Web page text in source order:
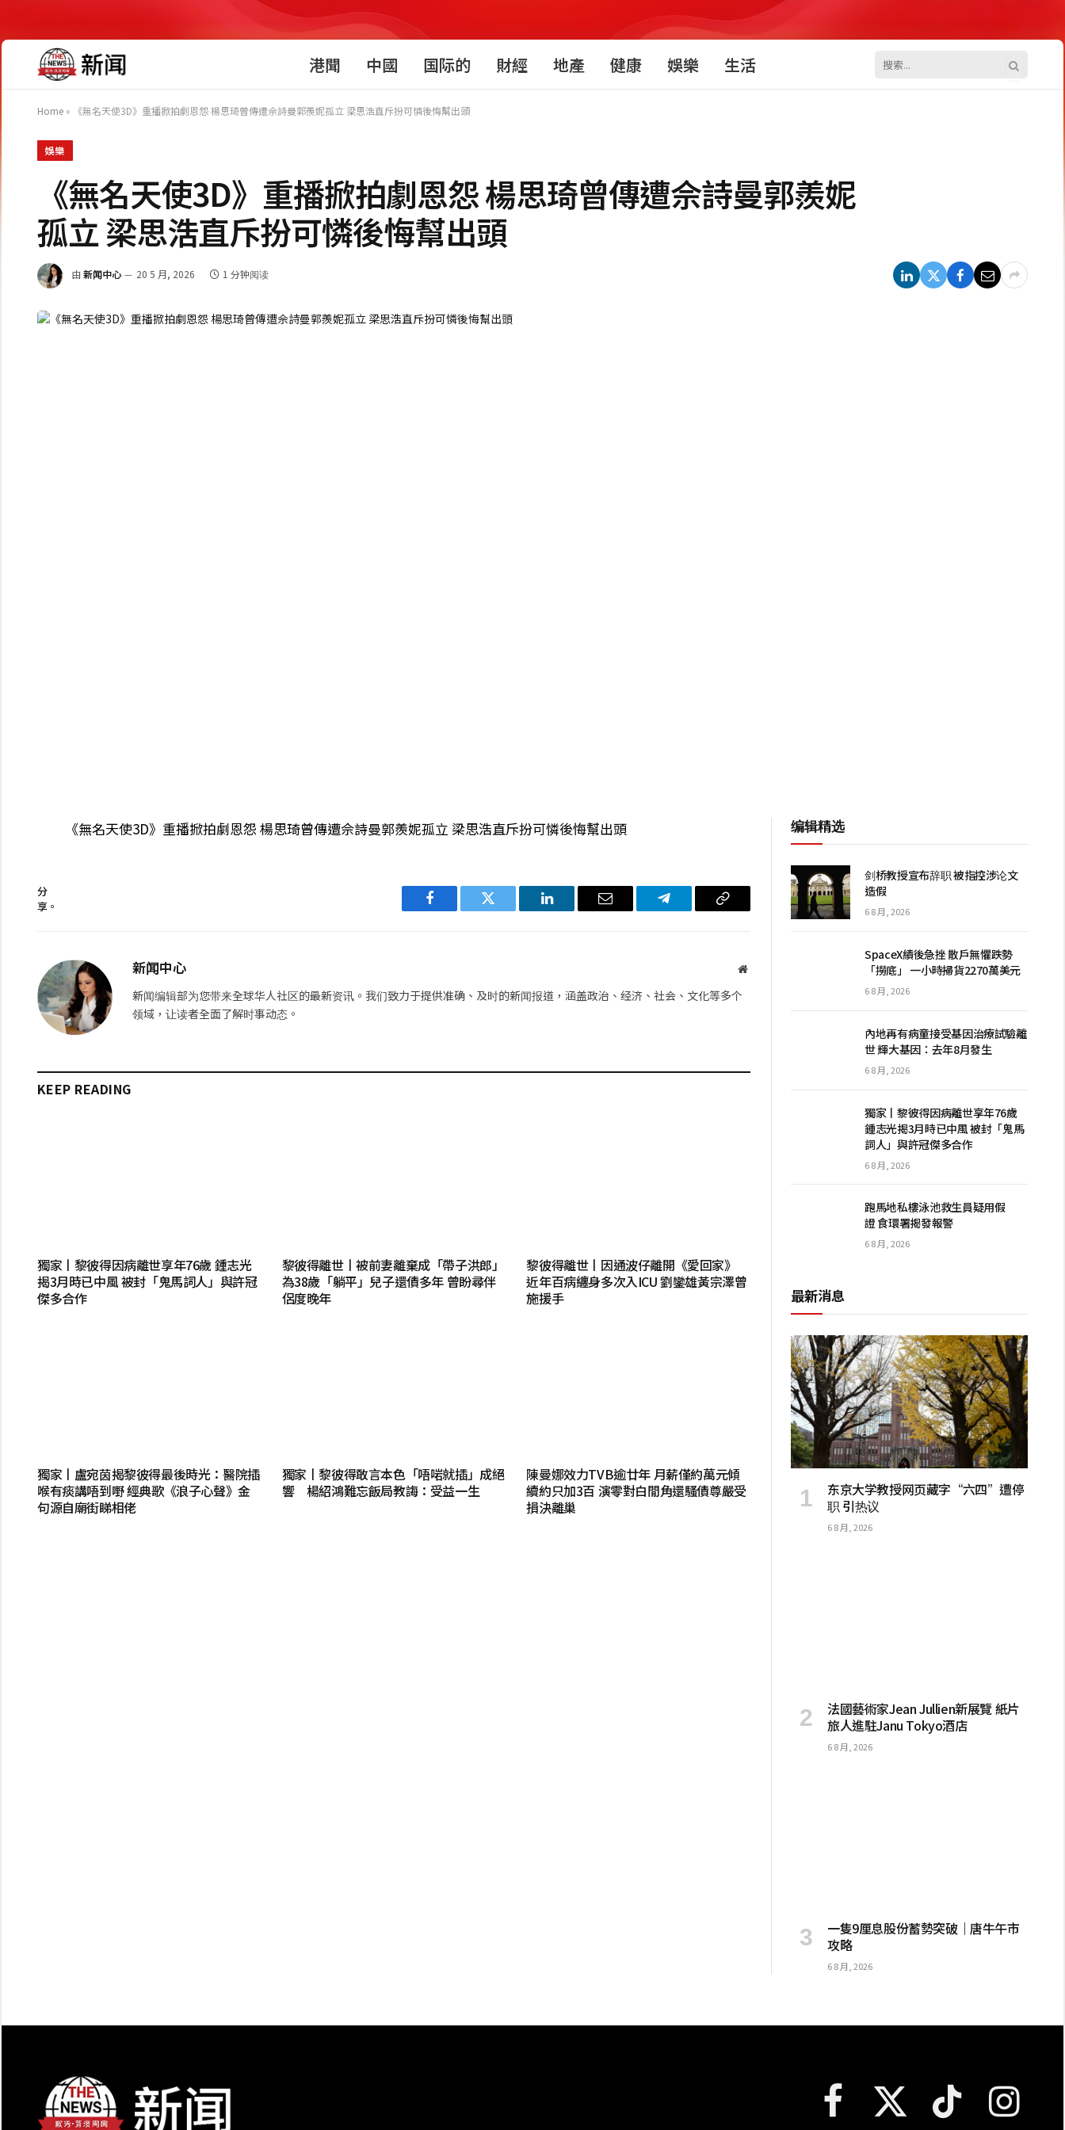
港聞 中國 国际的 財經 地產 健康 娛樂 生活
Home » 《無名天使3D》重播掀拍劇恩怨 楊思琦曾傳遭佘詩曼郭羨妮孤立 梁思浩直斥扮可憐後悔幫出頭
娛樂
《無名天使3D》重播掀拍劇恩怨 楊思琦曾傳遭佘詩曼郭羨妮
孤立 梁思浩直斥扮可憐後悔幫出頭
由 新闻中心 20 5 月, 2026 1 分钟阅读
《無名天使3D》重播掀拍劇恩怨 楊思琦曾傳遭佘詩曼郭羨妮孤立 梁思浩直斥扮可憐後悔幫出頭
分
享。
Facebook Twitter LinkedIn 电
Telegram 复
新闻中心
网
新闻编辑部为您带来全球华人社区的最新资讯。我们致力于提供准确、及时的新闻报道，涵盖政治、经济、社会、文化等多个
领域，让读者全面了解时事动态。
KEEP READING
獨家丨黎彼得因病離世享年76歲 鍾志光
揭3月時已中風 被封「鬼馬詞人」與許冠
傑多合作
黎彼得離世丨被前妻離棄成「帶子洪郎」
為38歲「躺平」兒子還債多年 曾盼尋伴
侶度晚年
黎彼得離世丨因通波仔離開《愛回家》
近年百病纏身多次入ICU 劉鑾雄黃宗澤曾
施援手
獨家丨盧宛茵揭黎彼得最後時光：醫院插
喉有痰講唔到嘢 經典歌《浪子心聲》金
句源自廟街睇相佬
獨家丨黎彼得敢言本色「唔啱就插」成絕
響 楊紹鴻難忘飯局教誨：受益一生
陳曼娜效力TVB逾廿年 月薪僅約萬元傾
續約只加3百 演零對白閒角還騷債尊嚴受
損決離巢
编辑精选
剑桥教授宣布辞职 被指控涉论文
造假
6 8 月, 2026
SpaceX績後急挫 散戶無懼跌勢
「撈底」 一小時掃貨2270萬美元
6 8 月, 2026
內地再有病童接受基因治療試驗離
世 輝大基因：去年8月發生
6 8 月, 2026
獨家丨黎彼得因病離世享年76歲
鍾志光揭3月時已中風 被封「鬼馬
詞人」與許冠傑多合作
6 8 月, 2026
跑馬地私樓泳池救生員疑用假
證 食環署揭發報警
6 8 月, 2026
最新消息
东京大学教授网页藏字“六四”遭停
职 引热议
6 8 月, 2026
法國藝術家Jean Jullien新展覽 紙片
旅人進駐Janu Tokyo酒店
6 8 月, 2026
一隻9厘息股份蓄勢突破｜唐牛午市
攻略
6 8 月, 2026
Facebook X
TikTok Instagram